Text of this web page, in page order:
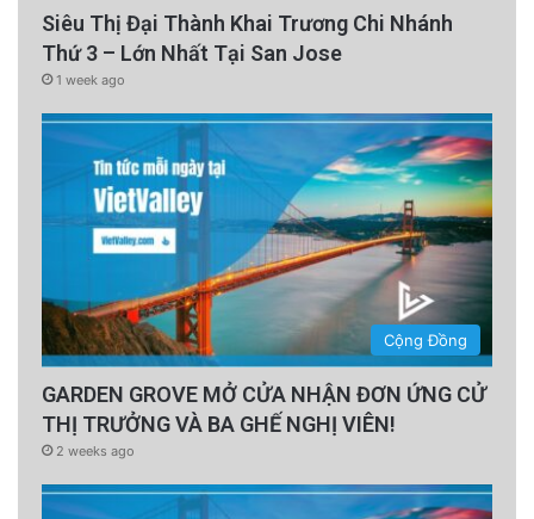
Siêu Thị Đại Thành Khai Trương Chi Nhánh
Thứ 3 – Lớn Nhất Tại San Jose
1 week ago
Cộng Đồng
GARDEN GROVE MỞ CỬA NHẬN ĐƠN ỨNG CỬ
THỊ TRƯỞNG VÀ BA GHẾ NGHỊ VIÊN!
2 weeks ago